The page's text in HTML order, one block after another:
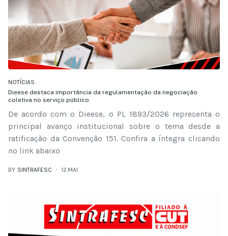
NOTÍCIAS
Dieese destaca importância da regulamentação da negociação
coletiva no serviço público
De acordo com o Dieese, o PL 1893/2026 representa o
principal avanço institucional sobre o tema desde a
ratificação da Convenção 151. Confira a íntegra clicando
no link abaixo
BY SINTRAFESC 12.MAI